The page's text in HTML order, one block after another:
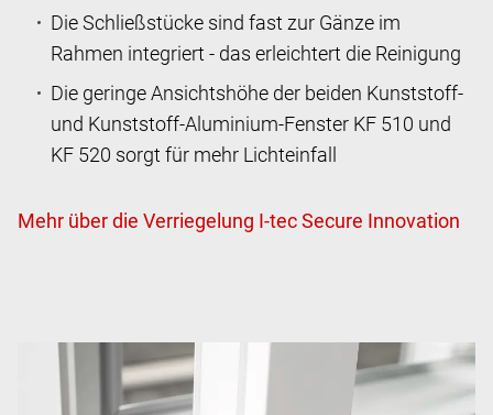
Die Schließstücke sind fast zur Gänze im
Rahmen integriert - das erleichtert die Reinigung
Die geringe Ansichtshöhe der beiden Kunststoff-
und Kunststoff-Aluminium-Fenster KF 510 und
KF 520 sorgt für mehr Lichteinfall